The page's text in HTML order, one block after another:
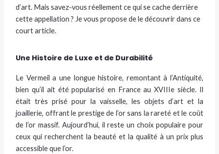
d’art. Mais savez-vous réellement ce qui se cache derrière
cette appellation ? Je vous propose de le découvrir dans ce
court article.
Une Histoire de Luxe et de Durabilité
Le Vermeil a une longue histoire, remontant à l’Antiquité,
bien qu’il ait été popularisé en France au XVIIIe siècle. Il
était très prisé pour la vaisselle, les objets d’art et la
joaillerie, offrant le prestige de l’or sans la rareté et le coût
de l’or massif. Aujourd’hui, il reste un choix populaire pour
ceux qui recherchent la beauté et la qualité à un prix plus
accessible que l’or.